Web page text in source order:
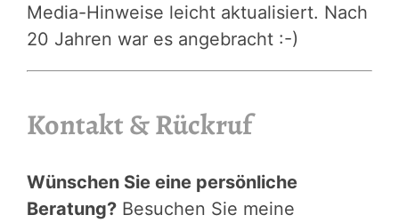
Media-Hinweise leicht aktualisiert. Nach
20 Jahren war es angebracht :-)
Kontakt & Rückruf
Wünschen Sie eine persönliche
Beratung? Besuchen Sie meine